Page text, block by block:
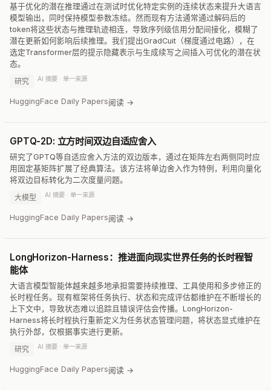
基于优化的潜在推理通过在测试时优化特定实例的连续状态来提升大语言
模型输出，同时保持模型参数冻结。然而现有方法通常通过解码后的
token将这些状态与推理轨迹相连，导致序列级信用分配间接化，模糊了
潜在更新如何影响后续推理。我们提出GradCuit（梯度通过电路），在
选定Transformer层的提示隐藏表示与生成续写之间插入可优化的潜在状
态。
研究
AI 摘要 · 单一来源
HuggingFace Daily Papers阅读 →
GPTQ-2D: 立方时间双边自适应舍入
研究了GPTQ等自适应舍入方法的双边版本，通过在矩阵左右两侧同时应
用固定基矩阵扩展了经典算法。该方法将单边舍入作为特例，利用向量化
将双边目标转化为二次度量问题。
大模型
AI 摘要 · 单一来源
HuggingFace Daily Papers阅读 →
LongHorizon-Harness：推进面向现实世界任务的长时程智
能体
大语言模型智能体越来越多地承担需要持续推理、工具使用和多步修正的
长时程任务。现有框架将任务执行、状态和完成评估都维护在不断增长的
上下文中，导致状态难以追踪且错误评估会传播。LongHorizon-
Harness将长时程执行重新定义为任务状态管理问题，将状态显式维护在
执行外部，仅根据事实进行更新。
研究
AI 摘要 · 单一来源
HuggingFace Daily Papers阅读 →